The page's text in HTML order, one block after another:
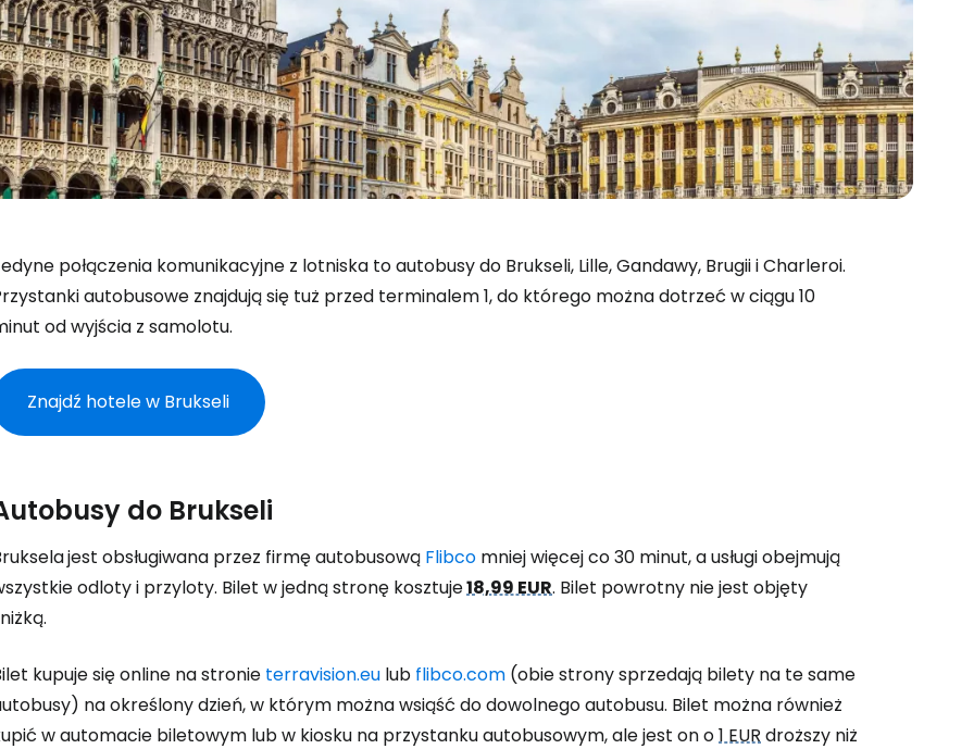
połączenia komunikacyjne z lotniska to autobusy do Brukseli, Lille, Gandawy, Brugii i Charleroi.
autobusowe znajdują się tuż przed terminalem 1, do którego można dotrzeć w ciągu 10
od wyjścia z samolotu.
Znajdź hotele w Brukseli
do Brukseli
jest obsługiwana przez firmę autobusową Flibco mniej więcej co 30 minut, a usługi obejmują
odloty i przyloty. Bilet w jedną stronę kosztuje18,99 EUR. Bilet powrotny nie jest objęty
kupuje się online na stronie terravision.eu lub flibco.com (obie strony sprzedają bilety na te same
na określony dzień, w którym można wsiąść do dowolnego autobusu. Bilet można również
w automacie biletowym lub w kiosku na przystanku autobusowym, ale jest on o1 EURdroższy niż